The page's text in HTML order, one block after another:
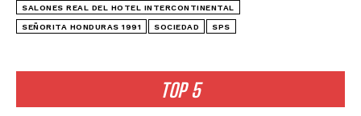
TOP 5
SALONES REAL DEL HOTEL INTERCONTINENTAL
SEÑORITA HONDURAS 1991 SOCIEDAD SPS